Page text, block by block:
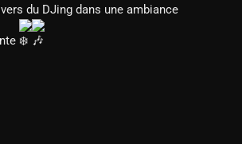
du DJing dans une ambiance